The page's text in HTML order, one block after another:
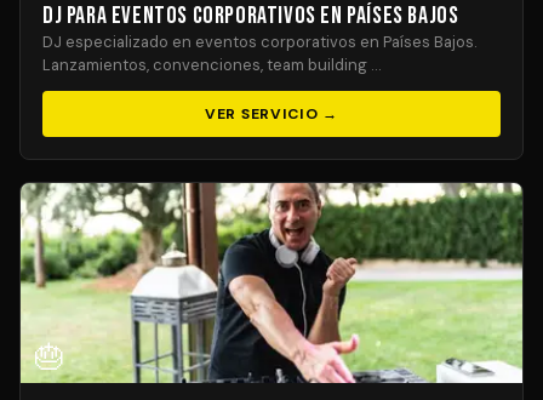
DJ para Eventos Corporativos en Países Bajos
DJ especializado en eventos corporativos en Países Bajos.
Lanzamientos, convenciones, team building …
VER SERVICIO →
🎂